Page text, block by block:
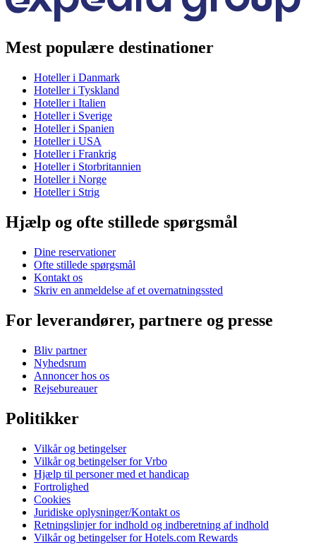
Mest populære destinationer
Hoteller i Danmark
Hoteller i Tyskland
Hoteller i Italien
Hoteller i Sverige
Hoteller i Spanien
Hoteller i USA
Hoteller i Frankrig
Hoteller i Storbritannien
Hoteller i Norge
Hoteller i Strig
Hjælp og ofte stillede spørgsmål
Dine reservationer
Ofte stillede spørgsmål
Kontakt os
Skriv en anmeldelse af et overnatningssted
For leverandører, partnere og presse
Bliv partner
Nyhedsrum
Annoncer hos os
Rejsebureauer
Politikker
Vilkår og betingelser
Vilkår og betingelser for Vrbo
Hjælp til personer med et handicap
Fortrolighed
Cookies
Juridiske oplysninger/Kontakt os
Retningslinjer for indhold og indberetning af indhold
Vilkår og betingelser for Hotels.com Rewards